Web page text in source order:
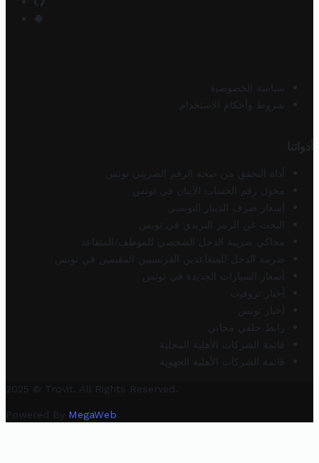
سياسة الخصوصية
شروط وأحكام الاستخدام
أدواتنا
أداة التحقق من صحة الرقم الضريبي تونس
محول رقم الحساب الآيبان في تونس
أسعار صرف الدينار التونسي
البحث عن الرمز البريدي في تونس
محاكي ضريبة الدخل الشخصي للموظف/المتقاعد
ضريبة الدخل للمتقاعدين الفرنسيين المقيمين في تونس
أسعار السيارات الجديدة في تونس
أخبار تروفيت
أخبار تونس
رابط خلفي مجاني
قائمة الشركات الأهلية المحلية
قائمة الشركات الأهلية الجهوية
2025 © Trovit. All Rights Reserved.
Powered By MegaWeb